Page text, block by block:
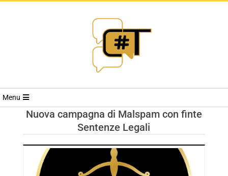
RIVISTA
TRENDS
Menu
Nuova campagna di Malspam con finte
Sentenze Legali